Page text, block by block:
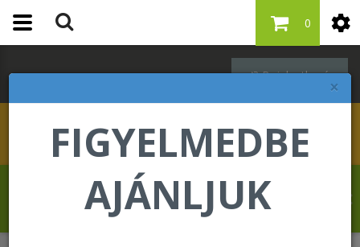
×
FIGYELMEDBE
AJÁNLJUK
Bejelentkezés
0
Kovács Erika üdvözli Önt a Forever Living
internetes áruházában!